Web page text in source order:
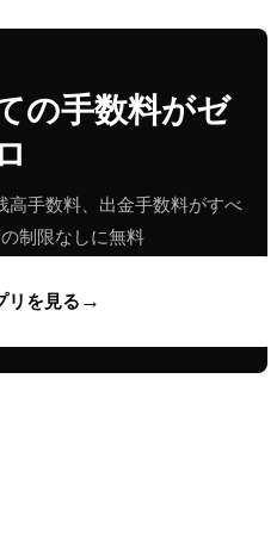
の手数料がゼ
ロ
高手数料、出金手数料がすべ
制限なしに無料
リを見る →